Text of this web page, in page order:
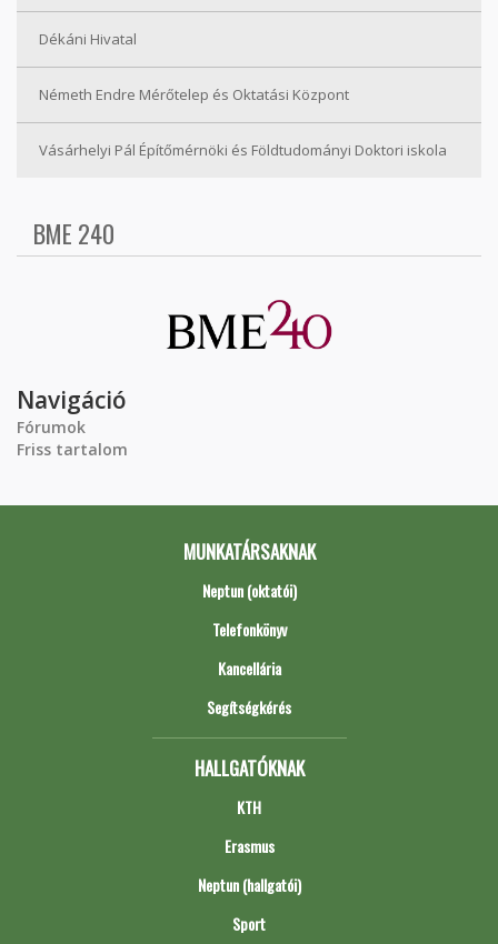
Dékáni Hivatal
Németh Endre Mérőtelep és Oktatási Központ
Vásárhelyi Pál Építőmérnöki és Földtudományi Doktori iskola
BME 240
Navigáció
Fórumok
Friss tartalom
MUNKATÁRSAKNAK
Neptun (oktatói)
Telefonkönyv
Kancellária
Segítségkérés
HALLGATÓKNAK
KTH
Erasmus
Neptun (hallgatói)
Sport